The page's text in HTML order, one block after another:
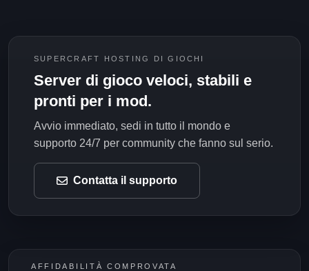
SUPERCRAFT HOSTING DI GIOCHI
Server di gioco veloci, stabili e
pronti per i mod.
Avvio immediato, sedi in tutto il mondo e
supporto 24/7 per community che fanno sul serio.
Contatta il supporto
AFFIDABILITÀ COMPROVATA